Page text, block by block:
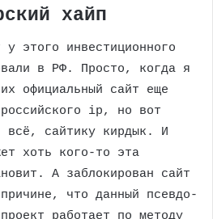
хайп
у этого инвестиционного
в РФ. Просто, когда я
официальный сайт еще
ip, но вот
всё, сайтику кирдык. И
хоть кого-то эта
А заблокирован сайт
что данный псевдо-
работает по методу